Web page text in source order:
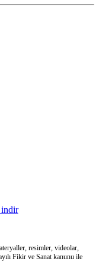
resimler, videolar,
Fikir ve Sanat kanunu ile